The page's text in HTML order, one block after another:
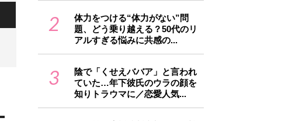
2
体力をつける“体力がない”問
題、どう乗り越える？50代のリ
アルすぎる悩みに共感の...
3
陰で「くせえババア」と言われ
ていた…年下彼氏のウラの顔を
知りトラウマに／恋愛人気...